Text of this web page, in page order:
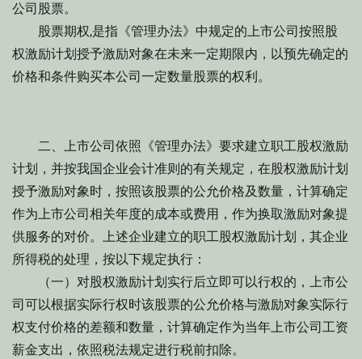
公司股票。
股票期权,是指《管理办法》中规定的上市公司按照股
权激励计划授予激励对象在未来一定期限内，以预先确定的
价格和条件购买本公司一定数量股票的权利。
二、上市公司依照《管理办法》要求建立职工股权激励
计划，并按我国企业会计准则的有关规定，在股权激励计划
授予激励对象时，按照该股票的公允价格及数量，计算确定
作为上市公司相关年度的成本或费用，作为换取激励对象提
供服务的对价。上述企业建立的职工股权激励计划，其企业
所得税的处理，按以下规定执行：
（一）对股权激励计划实行后立即可以行权的，上市公
司可以根据实际行权时该股票的公允价格与激励对象实际行
权支付价格的差额和数量，计算确定作为当年上市公司工资
薪金支出，依照税法规定进行税前扣除。